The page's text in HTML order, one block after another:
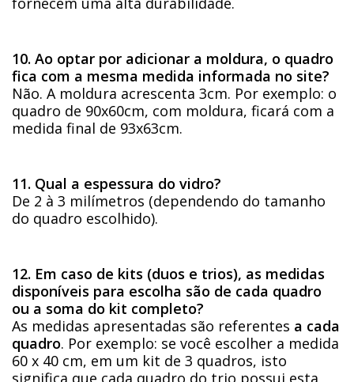
10. Ao optar por adicionar a moldura, o quadro
fica com a mesma medida informada no site?
Não. A moldura acrescenta 3cm. Por exemplo: o
quadro de 90x60cm, com moldura, ficará com a
medida final de 93x63cm.
11. Qual a espessura do vidro?
De 2 à 3 milímetros (dependendo do tamanho
do quadro escolhido).
12. Em caso de kits (duos e trios), as medidas
disponíveis para escolha são de cada quadro
ou a soma do kit completo?
As medidas apresentadas são referentes a cada
quadro. Por exemplo: se você escolher a medida
60 x 40 cm, em um kit de 3 quadros, isto